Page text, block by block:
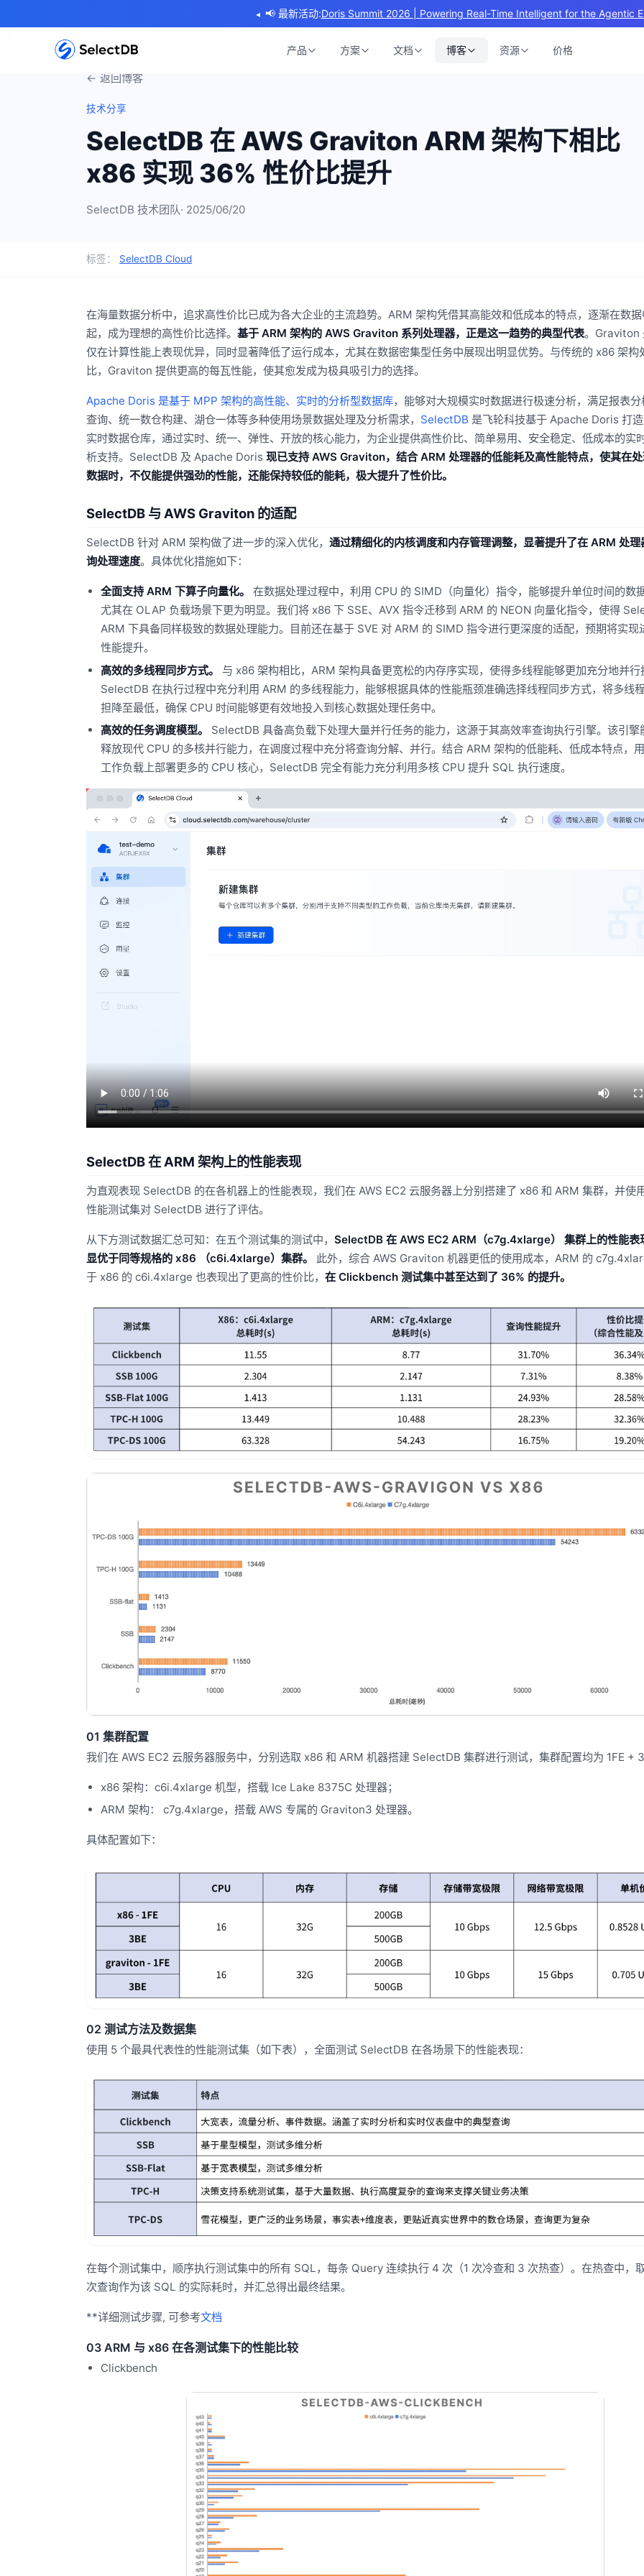
◂ 📢 最新活动:Doris Summit 2026 | Powering Real-Time Intelligent for the Agentic
产品 方案 文档 博客 资源 价格
← 返回博客
技术分享
SelectDB 在 AWS Graviton ARM 架构下相比
x86 实现 36% 性价比提升
SelectDB 技术团队· 2025/06/20
标签： SelectDB Cloud
在海量数据分析中，追求高性价比已成为各大企业的主流趋势。ARM 架构凭借其高能效和低成本的特点，逐渐在数
起，成为理想的高性价比选择。 基于 ARM 架构的 AWS Graviton 系列处理器，正是这一趋势的典型代表。Graviton
仅在计算性能上表现优异，同时显著降低了运行成本，尤其在数据密集型任务中展现出明显优势。与传统的 x86 架构
比，Graviton 提供更高的每瓦性能，使其愈发成为极具吸引力的选择。
Apache Doris 是基于 MPP 架构的高性能、实时的分析型数据库，能够对大规模实时数据进行极速分析，满足报表
查询、统一数仓构建、湖仓一体等多种使用场景数据处理及分析需求， SelectDB 是飞轮科技基于 Apache Doris 打
实时数据仓库，通过实时、统一、弹性、开放的核心能力，为企业提供高性价比、简单易用、安全稳定、低成本的实
析支持。SelectDB 及 Apache Doris 现已支持 AWS Graviton，结合 ARM 处理器的低能耗及高性能特点，使其在
数据时，不仅能提供强劲的性能，还能保持较低的能耗，极大提升了性价比。
SelectDB 与 AWS Graviton 的适配
SelectDB 针对 ARM 架构做了进一步的深入优化， 通过精细化的内核调度和内存管理调整，显著提升了在 ARM 处理
询处理速度。具体优化措施如下：
全面支持 ARM 下算子向量化。
在数据处理过程中，利用 CPU 的 SIMD（向量化）指令，能够提升单位时间的数
尤其在 OLAP 负载场景下更为明显。我们将 x86 下 SSE、AVX 指令迁移到 ARM 的 NEON 向量化指令，使得
ARM 下具备同样极致的数据处理能力。目前还在基于 SVE 对 ARM 的 SIMD 指令进行更深度的适配，预期将实现
性能提升。
高效的多线程同步方式。
与 x86 架构相比，ARM 架构具备更宽松的内存序实现，使得多线程能够更加充分地并行
SelectDB 在执行过程中充分利用 ARM 的多线程能力，能够根据具体的性能瓶颈准确选择线程同步方式，将多线
担降至最低，确保 CPU 时间能够更有效地投入到核心数据处理任务中。
高效的任务调度模型。
SelectDB 具备高负载下处理大量并行任务的能力，这源于其高效率查询执行引擎。该引擎
释放现代 CPU 的多核并行能力，在调度过程中充分将查询分解、并行。结合 ARM 架构的低能耗、低成本特点，
工作负载上部署更多的 CPU 核心，SelectDB 完全有能力充分利用多核 CPU 提升 SQL 执行速度。
SelectDB 在 ARM 架构上的性能表现
为直观表现 SelectDB 的在各机器上的性能表现，我们在 AWS EC2 云服务器上分别搭建了 x86 和 ARM 集群，并使
性能测试集对 SelectDB 进行了评估。
从下方测试数据汇总可知：在五个测试集的测试中， SelectDB 在 AWS EC2 ARM（c7g.4xlarge） 集群上的性能表
显优于同等规格的 x86 （c6i.4xlarge）集群。
此外，综合 AWS Graviton 机器更低的使用成本，ARM 的
于 x86 的 c6i.4xlarge 也表现出了更高的性价比， 在 Clickbench 测试集中甚至达到了 36% 的提升。
01 集群配置
我们在 AWS EC2 云服务器服务中，分别选取 x86 和 ARM 机器搭建 SelectDB 集群进行测试，集群配置均为 1FE +
x86 架构：c6i.4xlarge 机型，搭载 Ice Lake 8375C 处理器；
ARM 架构： c7g.4xlarge，搭载 AWS 专属的 Graviton3 处理器。
具体配置如下：
02 测试方法及数据集
使用 5 个最具代表性的性能测试集（如下表），全面测试 SelectDB 在各场景下的性能表现：
在每个测试集中，顺序执行测试集中的所有 SQL，每条 Query 连续执行 4 次（1 次冷查和 3 次热查）。在热查中，
次查询作为该 SQL 的实际耗时，并汇总得出最终结果。
**详细测试步骤, 可参考文档
03 ARM 与 x86 在各测试集下的性能比较
Clickbench